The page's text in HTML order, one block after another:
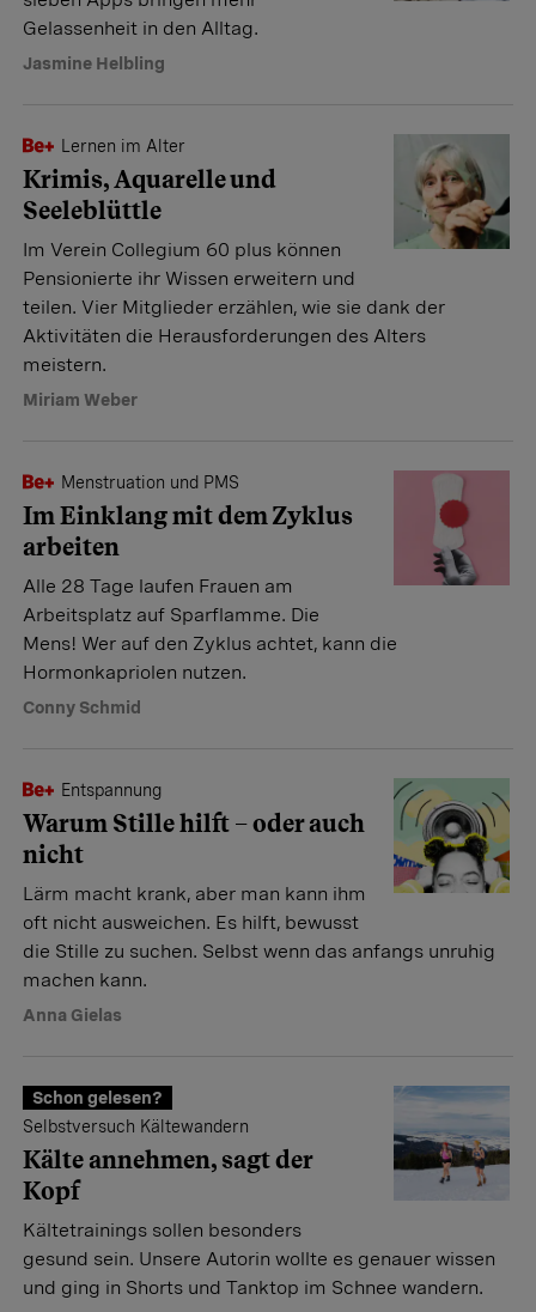
Gelassenheit in den Alltag.
Jasmine Helbling
Lernen im Alter
Krimis, Aquarelle und
Seeleblüttle
Im Verein Collegium 60 plus können
Pensionierte ihr Wissen erweitern und
teilen. Vier Mitglieder erzählen, wie sie dank der
Aktivitäten die Herausforderungen des Alters
meistern.
Miriam Weber
Menstruation und PMS
Im Einklang mit dem Zyklus
arbeiten
Alle 28 Tage laufen Frauen am
Arbeitsplatz auf Sparflamme. Die
Mens! Wer auf den Zyklus achtet, kann die
Hormonkapriolen nutzen.
Conny Schmid
Entspannung
Warum Stille hilft – oder auch
nicht
Lärm macht krank, aber man kann ihm
oft nicht ausweichen. Es hilft, bewusst
die Stille zu suchen. Selbst wenn das anfangs unruhig
machen kann.
Anna Gielas
Schon gelesen?
Selbstversuch Kältewandern
Kälte annehmen, sagt der
Kopf
Kältetrainings sollen besonders
gesund sein. Unsere Autorin wollte es genauer wissen
und ging in Shorts und Tanktop im Schnee wandern.